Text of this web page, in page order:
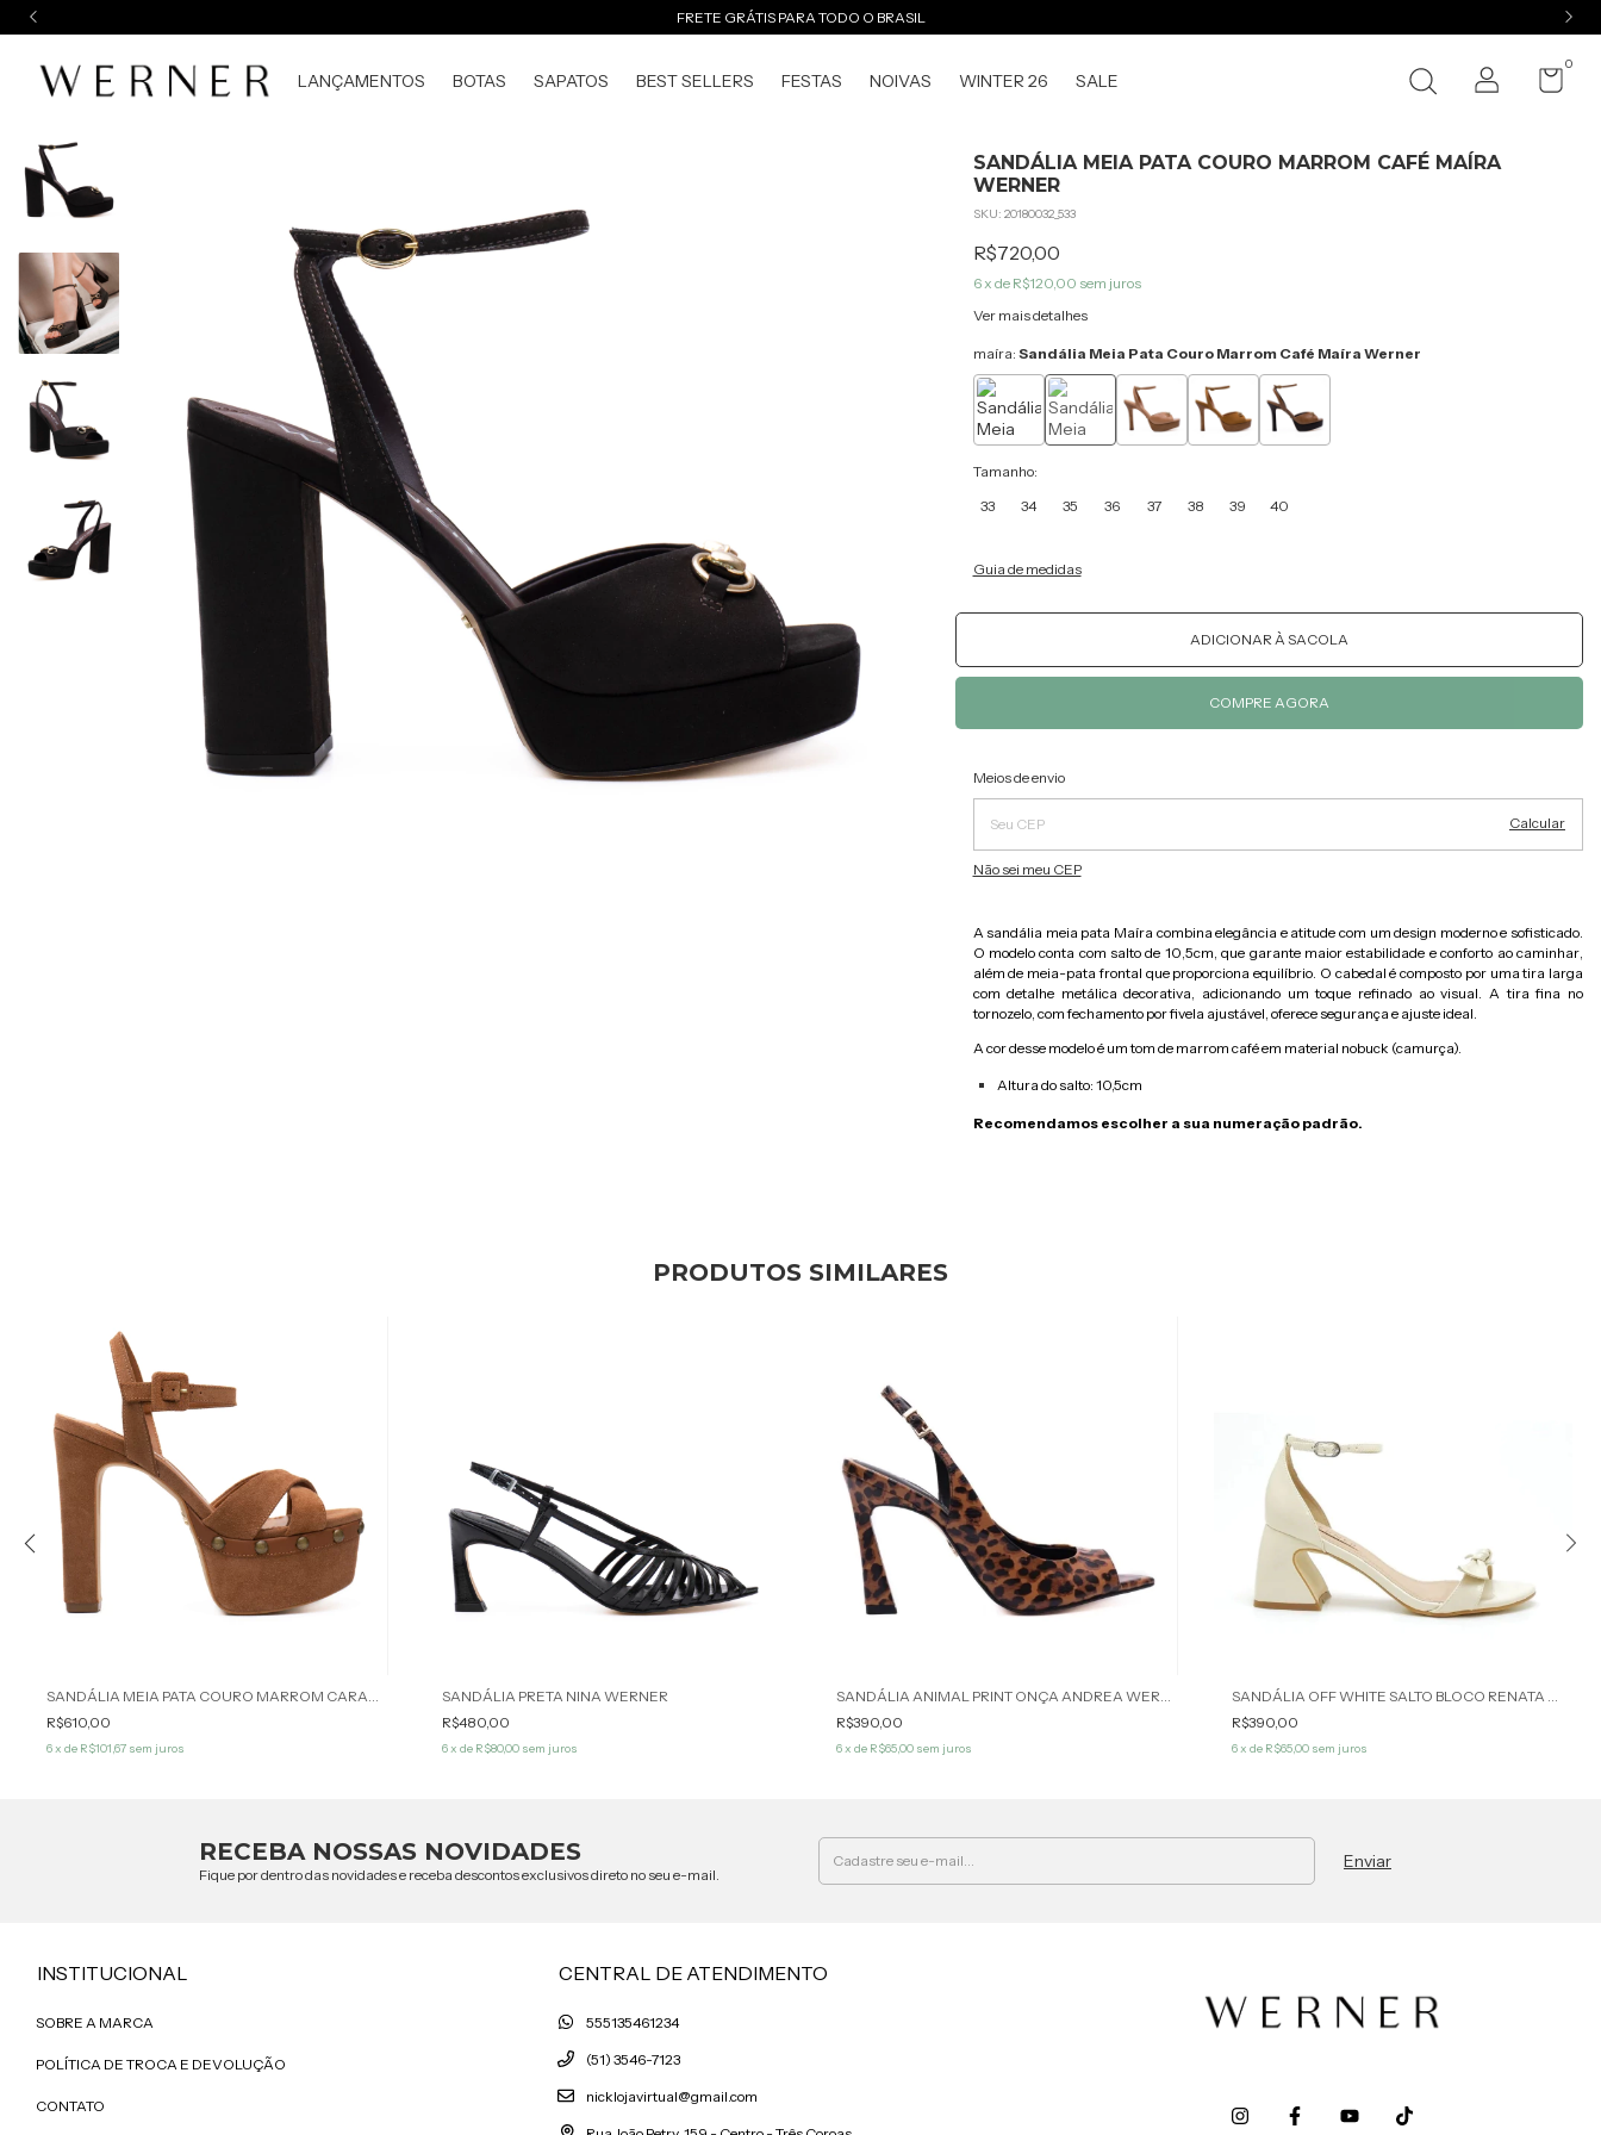
FRETE GRÁTIS PARA TODO O BRASIL
LANÇAMENTOS BOTAS SAPATOS BEST SELLERS FESTAS NOIVAS WINTER 26 SALE
0
SANDÁLIA MEIA PATA COURO MARROM CAFÉ MAÍRA
WERNER
SKU: 20180032_533
R$720,00
6x de R$120,00 sem juros
Ver mais detalhes
maíra: Sandália Meia Pata Couro Marrom Café Maíra Werner
Tamanho:
33
34 35 36 37 38 39 40
Guia de medidas
Entregas para o CEP:
Meios de envio
Calcular
Não sei meu CEP
A sandália meia pata Maíra combina elegância e atitude com um design moderno e sofisticado.
O modelo conta com salto de 10,5cm, que garante maior estabilidade e conforto ao caminhar,
além de meia-pata frontal que proporciona equilíbrio. O cabedal é composto por uma tira larga
com detalhe metálica decorativa, adicionando um toque refinado ao visual. A tira fina no
tornozelo, com fechamento por fivela ajustável, oferece segurança e ajuste ideal.
A cor desse modelo é um tom de marrom café em material nobuck (camurça).
Altura do salto: 10,5cm
Recomendamos escolher a sua numeração padrão.
PRODUTOS SIMILARES
R$610,00
6 x de R$101,67 sem juros
SANDÁLIA PRETA NINA WERNER
R$480,00
6 x de R$80,00 sem juros
R$390,00
6 x de R$65,00 sem juros
R$390,00
6 x de R$65,00 sem juros
RECEBA NOSSAS NOVIDADES
Fique por dentro das novidades e receba descontos exclusivos direto no seu e-mail.
INSTITUCIONAL
SOBRE A MARCA
POLÍTICA DE TROCA E DEVOLUÇÃO
CONTATO
CENTRAL DE ATENDIMENTO
555135461234
(51) 3546-7123
nicklojavirtual@gmail.com